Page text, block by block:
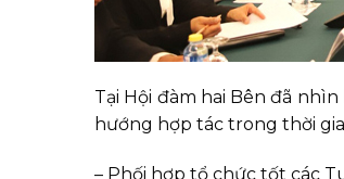
Tại Hội đàm hai Bên đã
hướng hợp tác trong thời
– Phối hợp tổ chức tốt các